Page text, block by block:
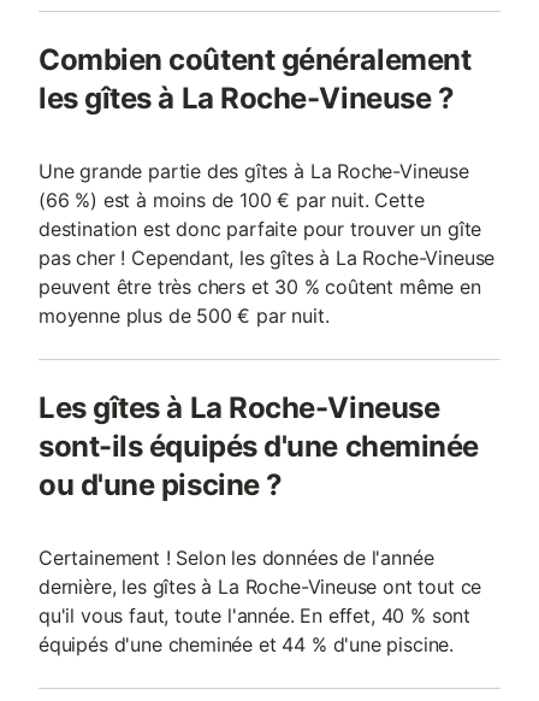
Combien coûtent généralement
les gîtes à La Roche-Vineuse ?
Une grande partie des gîtes à La Roche-Vineuse
(66 %) est à moins de 100 € par nuit. Cette
destination est donc parfaite pour trouver un gîte
pas cher ! Cependant, les gîtes à La Roche-Vineuse
peuvent être très chers et 30 % coûtent même en
moyenne plus de 500 € par nuit.
Les gîtes à La Roche-Vineuse
sont-ils équipés d'une cheminée
ou d'une piscine ?
Certainement ! Selon les données de l'année
dernière, les gîtes à La Roche-Vineuse ont tout ce
qu'il vous faut, toute l'année. En effet, 40 % sont
équipés d'une cheminée et 44 % d'une piscine.